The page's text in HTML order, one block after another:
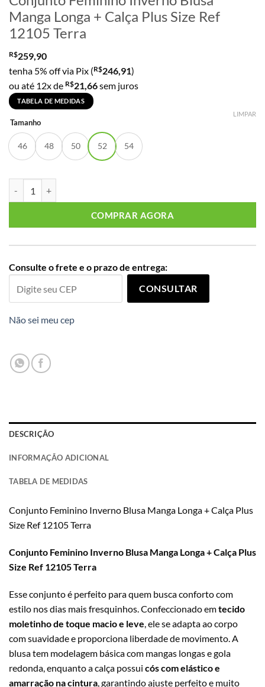
Manga Longa + Calça Plus Size Ref
12105 Terra
R$259,90
tenha 5% off via Pix (R$246,91)
ou até 12x de R$21,66sem juros
TABELA DE MEDIDAS
Tamanho
46 48 50 52 54
LIMPAR
COMPRAR AGORA
Consulte o frete e o prazo de entrega:
CONSULTAR
Não sei meu cep
DESCRIÇÃO
INFORMAÇÃO ADICIONAL
TABELA DE MEDIDAS
Conjunto Feminino Inverno Blusa Manga Longa + Calça Plus
Size Ref 12105 Terra
Conjunto Feminino Inverno Blusa Manga Longa + Calça Plus
Size Ref 12105 Terra
Esse conjunto é perfeito para quem busca conforto com
estilo nos dias mais fresquinhos. Confeccionado emtecido
moletinho de toque macio e leve, ele se adapta ao corpo
com suavidade e proporciona liberdade de movimento. A
blusa tem modelagem básica com mangas longas e gola
redonda, enquanto a calça possui cós com elástico e
amarração na cintura, garantindo ajuste perfeito e muito